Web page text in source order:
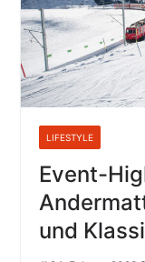
LIFESTYLE
Event-
und